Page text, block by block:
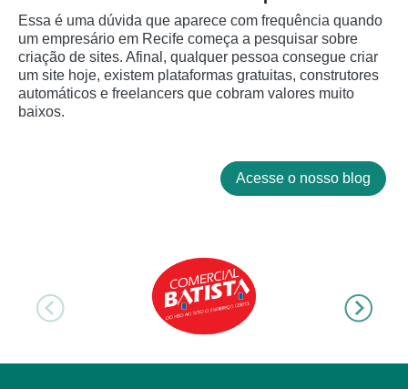
Essa é uma dúvida que aparece com frequência quando
um empresário em Recife começa a pesquisar sobre
criação de sites. Afinal, qualquer pessoa consegue criar
um site hoje, existem plataformas gratuitas, construtores
automáticos e freelancers que cobram valores muito
baixos.
Acesse o nosso blog